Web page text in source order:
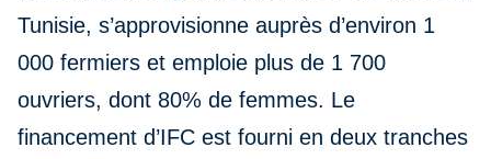
Tunisie, s’approvisionne auprès d’environ 1
000 fermiers et emploie plus de 1 700
ouvriers, dont 80% de femmes. Le
financement d’IFC est fourni en deux tranches